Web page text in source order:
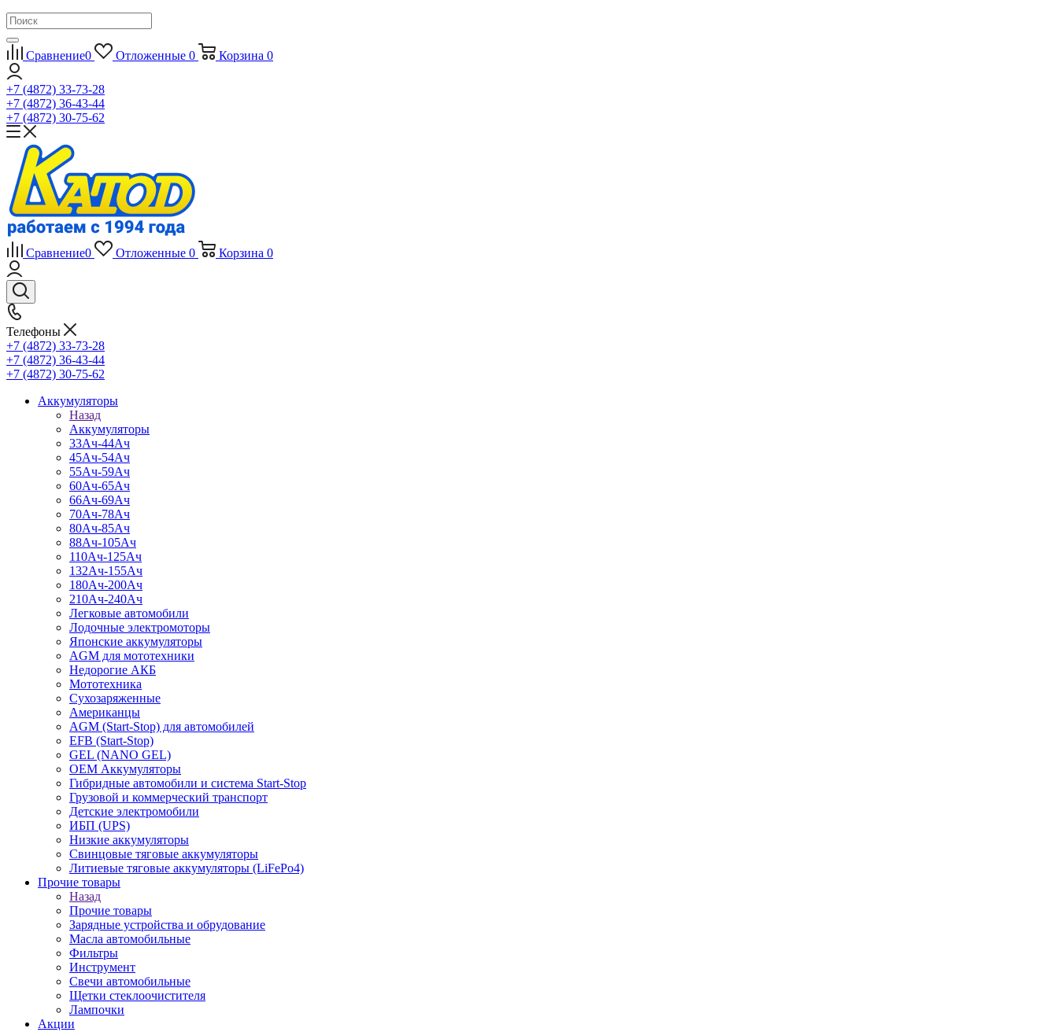
Сравнение0 Отложенные 0 Корзина 0
+7 (4872) 33-73-28
+7 (4872) 36-43-44
+7 (4872) 30-75-62
Сравнение0 Отложенные 0 Корзина 0
Телефоны
+7 (4872) 33-73-28
+7 (4872) 36-43-44
+7 (4872) 30-75-62
Аккумуляторы
Назад
Аккумуляторы
33Ач-44Ач
45Ач-54Ач
55Ач-59Ач
60Ач-65Ач
66Ач-69Ач
70Ач-78Ач
80Ач-85Ач
88Ач-105Ач
110Ач-125Ач
132Ач-155Ач
180Ач-200Ач
210Ач-240Ач
Легковые автомобили
Лодочные электромоторы
Японские аккумуляторы
AGM для мототехники
Недорогие АКБ
Мототехника
Сухозаряженные
Американцы
AGM (Start-Stop) для автомобилей
EFB (Start-Stop)
GEL (NANO GEL)
OEM Аккумуляторы
Гибридные автомобили и система Start-Stop
Грузовой и коммерческий транспорт
Детские электромобили
ИБП (UPS)
Низкие аккумуляторы
Свинцовые тяговые аккумуляторы
Литиевые тяговые аккумуляторы (LiFePo4)
Прочие товары
Назад
Прочие товары
Зарядные устройства и обрудование
Масла автомобильные
Фильтры
Инструмент
Свечи автомобильные
Щетки стеклоочистителя
Лампочки
Акции